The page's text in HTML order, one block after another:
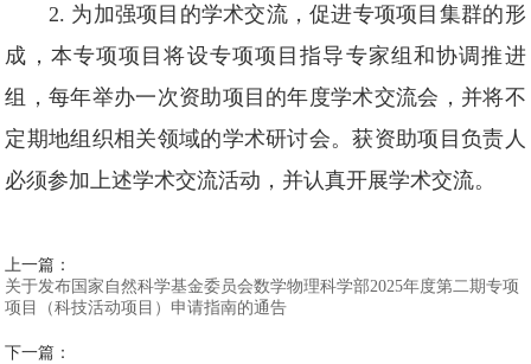
2. 为加强项目的学术交流，促进专项项目集群的形
成，本专项项目将设专项项目指导专家组和协调推进
组，每年举办一次资助项目的年度学术交流会，并将不
定期地组织相关领域的学术研讨会。获资助项目负责人
必须参加上述学术交流活动，并认真开展学术交流。
上一篇：
关于发布国家自然科学基金委员会数学物理科学部2025年度第二期专项
项目（科技活动项目）申请指南的通告
下一篇：